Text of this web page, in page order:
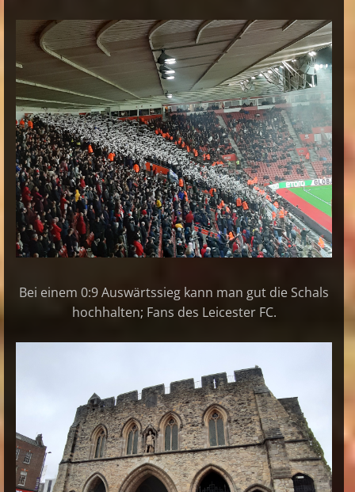
Bei einem 0:9 Auswärtssieg kann man gut die Schals
hochhalten; Fans des Leicester FC.